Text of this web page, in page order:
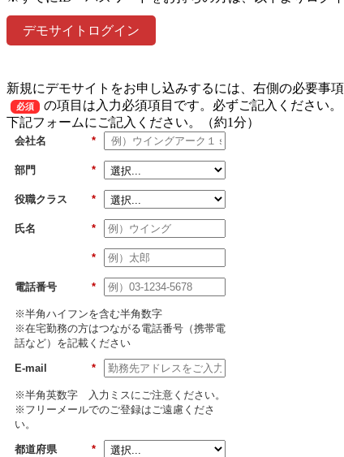
デモサイトログイン
新規にデモサイトをお申し込みするには、右側の必要事
必須
の項目は入力必須項目です。必ずご記入ください。
下記フォームにご記入ください。（約1分）
*
会社名
*
部門
*
役職クラス
*
氏名
*
*
電話番号
※半角ハイフンを含む半角数字
※在宅勤務の方はつながる電話番号（携帯電
話など）を記載ください
*
E-mail
※半角英数字 入力ミスにご注意ください。
※フリーメールでのご登録はご遠慮くださ
い。
*
都道府県